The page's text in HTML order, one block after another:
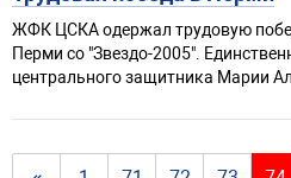
ЖФК ЦСКА одержал трудовую
Перми со "Звездо-2005".
центрального защитника Марии